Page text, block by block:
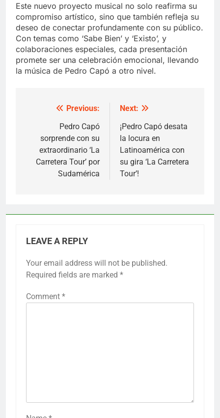
Este nuevo proyecto musical no solo reafirma su
compromiso artístico, sino que también refleja su
deseo de conectar profundamente con su público.
Con temas como ‘Sabe Bien’ y ‘Existo’, y
colaboraciones especiales, cada presentación
promete ser una celebración emocional, llevando
la música de Pedro Capó a otro nivel.
navigation
Previous:
Pedro Capó
sorprende con su
extraordinario ‘La
Carretera Tour’ por
Sudamérica
Next:
¡Pedro Capó desata
la locura en
Latinoamérica con
su gira ‘La Carretera
Tour’!
LEAVE A REPLY
Your email address will not be published.
Required fields are marked *
Comment *